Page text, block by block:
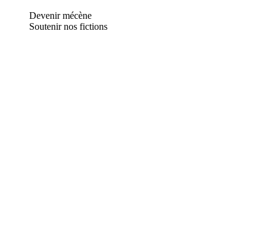
Devenir mécène
Soutenir nos fictions